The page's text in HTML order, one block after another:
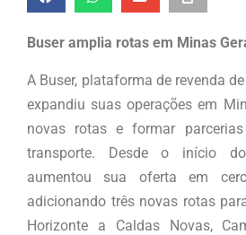
Buser amplia rotas em Minas
A Buser, plataforma de revenda
expandiu suas operações em
novas rotas e formar
transporte. Desde o início
aumentou sua oferta em
adicionando três novas rotas
Horizonte a Caldas Novas,